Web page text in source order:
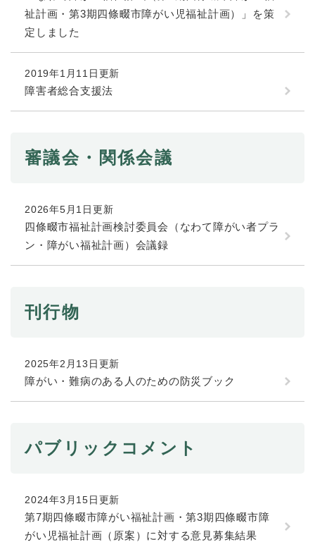
祉計画・第3期四條畷市障がい児福祉計画）」を策
定しました
2019年1月11日更新
障害者総合支援法
審議会・関係会議
2026年5月1日更新
四條畷市福祉計画検討委員会（なわて障がい者プラ
ン・障がい福祉計画）会議録
刊行物
2025年2月13日更新
障がい・難病のある人のための防災ブック
パブリックコメント
2024年3月15日更新
第7期四條畷市障がい福祉計画・第3期四條畷市障
がい児福祉計画（原案）に対する意見募集結果